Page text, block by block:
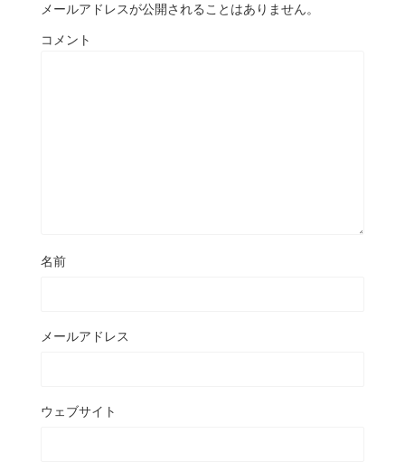
メールアドレスが公開されることはありません。
コメント
名前
メールアドレス
ウェブサイト